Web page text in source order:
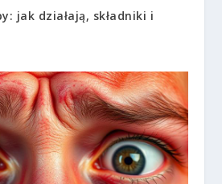
jak działają, składniki i